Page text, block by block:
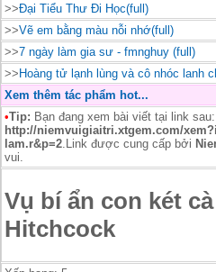
>>Đại Tiểu Thư Đi Học(full)
>>Vẽ em bằng màu nỗi nhớ(full)
>>7 ngày làm gia sư - fmnghuy (full)
>>Hoàng tử lạnh lùng và cô nhóc lanh
Xem thêm tác phẩm hot...
•Tip: Bạn đang xem bài viết tại link sau:
http://niemvuigiaitri.xtgem.com/
lam.r&p=2 .Link được cung cấp bởi
vui.
Vụ bí ẩn con két
Hitchcock